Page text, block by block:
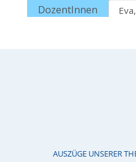
AUSZÜGE UNSERER